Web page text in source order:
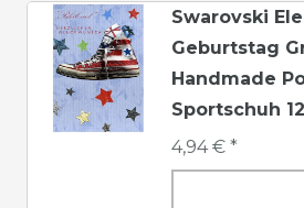
Swarovski
Geburtstag
Handmade
Sportschuh
4,94 € *